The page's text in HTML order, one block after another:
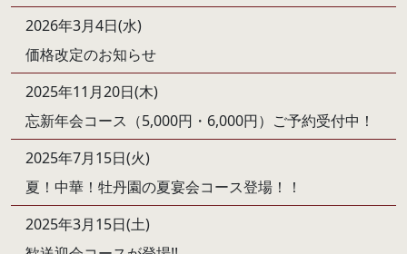
2026年3月4日(水)
価格改定のお知らせ
2025年11月20日(木)
忘新年会コース（5,000円・6,000円）ご予約受付中！
2025年7月15日(火)
夏！中華！牡丹園の夏宴会コース登場！！
2025年3月15日(土)